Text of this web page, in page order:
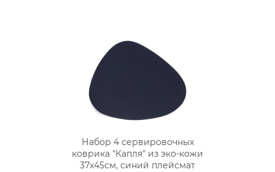
Набор 4 сервировочных
коврика "Капля" из эко-кожи
37х45см, синий плейсмат